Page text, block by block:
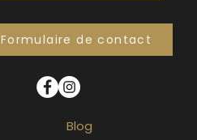
Formulaire de contact
Blog